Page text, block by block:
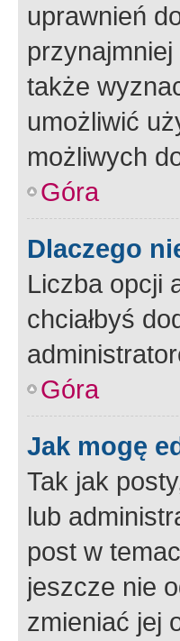
uprawnień
także
umożliwić
możliwych
Góra
Dlaczego
Liczba opcji
chciałbyś
Góra
Jak mogę
Tak jak
lub
post w
jeszcze nie
zmieniać jej